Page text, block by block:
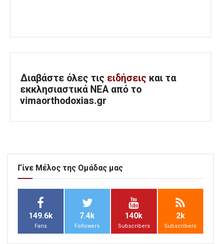
Διαβάστε όλες τις ειδήσεις και τα
εκκλησιαστικά ΝΕΑ από το
vimaorthodoxias.gr
Γίνε Μέλος της Ομάδας μας
149.6k
Fans
7.4k
Followers
140k
Subscribers
2k
Subscribers